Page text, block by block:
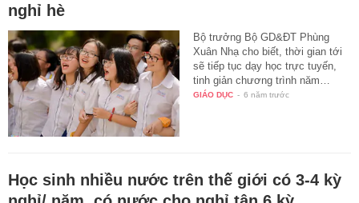
nghỉ hè
Bộ trưởng Bộ GD&ĐT Phùng
Xuân Nhạ cho biết, thời gian tới
sẽ tiếp tục dạy học trực tuyến,
tinh giản chương trình năm…
GIÁO DỤC - 6 năm trước
Học sinh nhiều nước trên thế giới có 3-4 kỳ